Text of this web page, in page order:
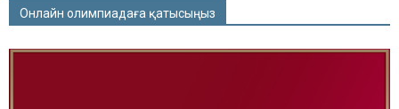
Онлайн олимпиадаға қатысыңыз